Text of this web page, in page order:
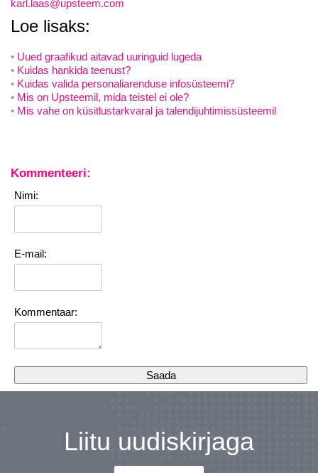
karl.laas@upsteem.com
Loe lisaks:
Uued graafikud aitavad uuringuid lugeda
Kuidas hankida teenust?
Kuidas valida personaliarenduse infosüsteemi?
Mis on Upsteemil, mida teistel ei ole?
Mis vahe on küsitlustarkvaral ja talendijuhtimissüsteemil
Kommenteeri:
Nimi:
E-mail:
Kommentaar:
Liitu uudiskirjaga